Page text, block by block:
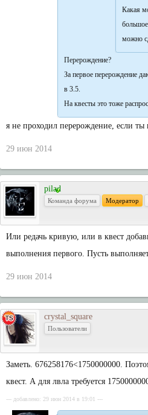
Какая
можно
Перерождение?
За первое перерождение
в 3.5.
На квесты это тоже
я не проходил перерождение, если ты
29 июн 2014
pilad
Команда форума Модератор
Или редачь кривую, или в квест
выполнения первого. Пусть
29 июн 2014
crystal_square
Пользователи
Заметь. 676258176<1750000000.
квест. А для лвла требуется
--- добавлено: 29 июн 2014 в 19:01 ---